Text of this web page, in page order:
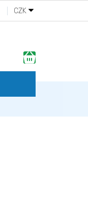
CZK
Nákupní
košík